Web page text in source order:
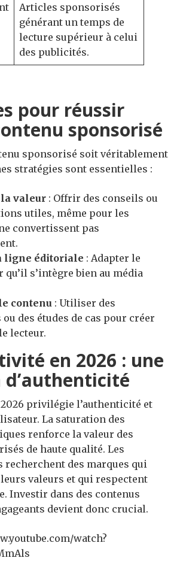
Articles sponsorisés
générant un temps de
lecture supérieur à celui
des publicités.
pour réussir
sponsorisé
sponsorisé soit véritablement
stratégies sont essentielles :
valeur : Offrir des conseils ou
utiles, même pour les
convertissent pas
ligne éditoriale : Adapter le
qu’il s’intègre bien au média
contenu : Utiliser des
des études de cas pour créer
lecteur.
en 2026 : une
privilégie l’authenticité et
La saturation des
renforce la valeur des
de haute qualité. Les
recherchent des marques qui
valeurs et qui respectent
Investir dans des contenus
devient donc crucial.
watch?